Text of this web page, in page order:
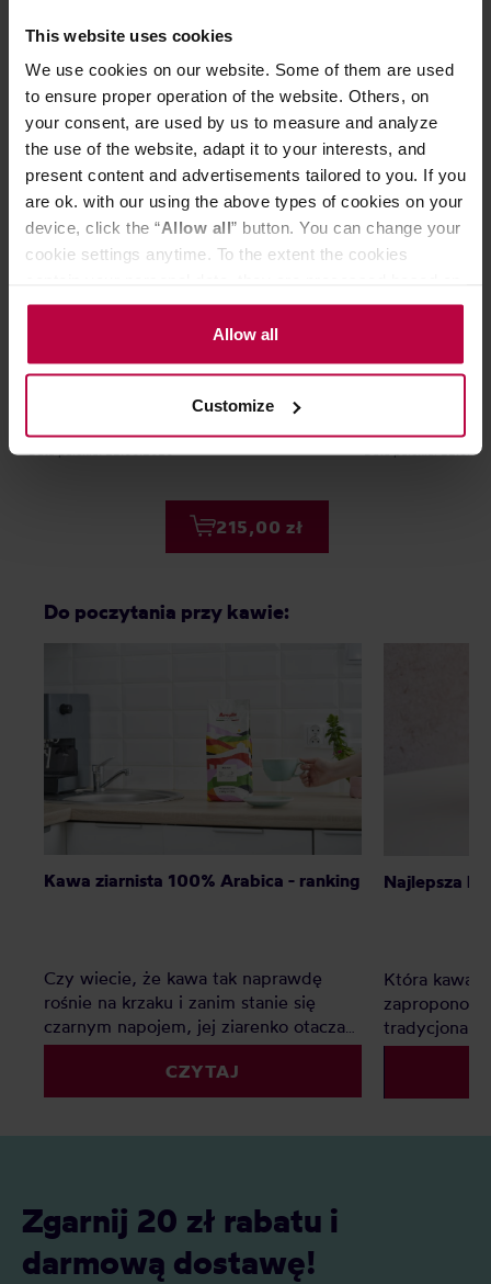
This website uses cookies
We use cookies on our website. Some of them are used
to ensure proper operation of the website. Others, on
your consent, are used by us to measure and analyze
the use of the website, adapt it to your interests, and
present content and advertisements tailored to you. If you
are ok. with our using the above types of cookies on your
device, click the “Allow all” button. You can change your
cookie settings anytime. To the extent the cookies
the controller’s (namely, ALL GOOD S.A., ul.
Mazowiecka 24I/U9, 78-100 Kołobrzeg) or third parties’
legitimate interests which are to ensure a high quality of
activities of the controller and authorized entities. More
information about cookies and the personal data
Allow all
Customize
Może Cię zainteresować
DARMOWA DOSTAWA
Five Elephant - kawa ziarnista House
Data palenia: 22.06.2026
215,00 zł
Five Elephant
Data palenia:
Do poczytania przy kawie:
Kawa ziarnista 100% Arabica - ranking
Czy wiecie, że kawa tak naprawdę
rośnie na krzaku i zanim stanie się
czarnym napojem, jej ziarenko otacza
słodki owoc? Istnieją tylko dwa gatunki
kawy: Arabika i Robusta
CZYTAJ
Najlepsza
Która kawa
Zgarnij 20 zł rabatu i
darmową dostawę!